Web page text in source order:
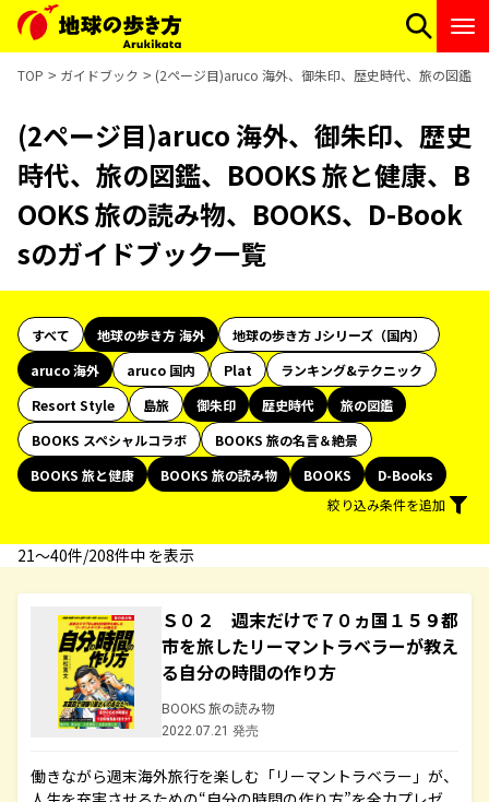
TOP ガイドブック (2ページ目)aruco 海外、御朱印、歴史時代、旅の図鑑
(2ページ目)aruco 海外、御朱印、歴史
時代、旅の図鑑、BOOKS 旅と健康、B
OOKS 旅の読み物、BOOKS、D-Book
sのガイドブック一覧
すべて 地球の歩き方 海外
地球の歩き方 Jシリーズ（国内）
aruco 海外
aruco 国内 Plat
ランキング&テクニック
Resort Style
島旅 御朱印 歴史時代
旅の図鑑
BOOKS スペシャルコラボ
BOOKS 旅の名言＆絶景
BOOKS 旅と健康
BOOKS 旅の読み物 BOOKS
D-Books
絞り込み条件を追加
21〜40件/208件中 を表示
Ｓ０２ 週末だけで７０ヵ国１５９都
市を旅したリーマントラベラーが教え
る自分の時間の作り方
BOOKS 旅の読み物
2022.07.21 発売
働きながら週末海外旅行を楽しむ「リーマントラベラー」が、